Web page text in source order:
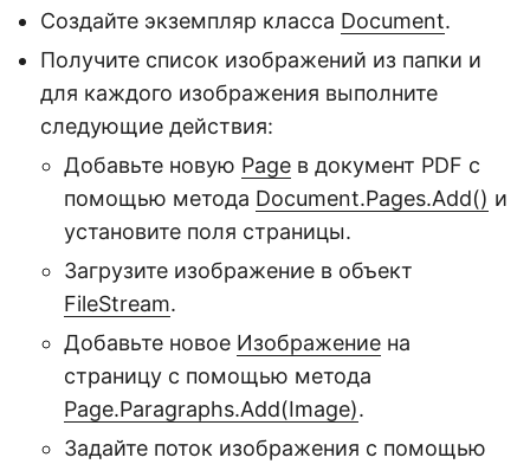
Создайте экземпляр класса Document.
Получите список изображений из папки и
для каждого изображения выполните
следующие действия:
Добавьте новую Page в документ PDF с
помощью метода Document.Pages.Add() и
установите поля страницы.
Загрузите изображение в объект
FileStream.
Добавьте новое Изображение на
страницу с помощью метода
Page.Paragraphs.Add(Image).
Задайте поток изображения с помощью